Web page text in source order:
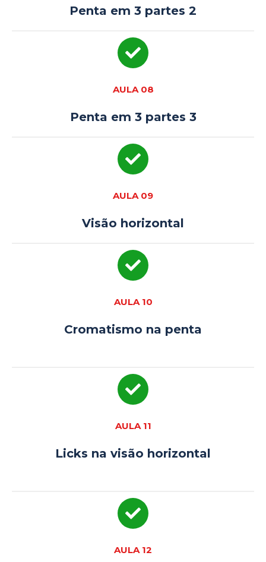
Penta em 3 partes 2
AULA 08
Penta em 3 partes 3
AULA 09
Visão horizontal
AULA 10
Cromatismo na penta
AULA 11
Licks na visão horizontal
AULA 12